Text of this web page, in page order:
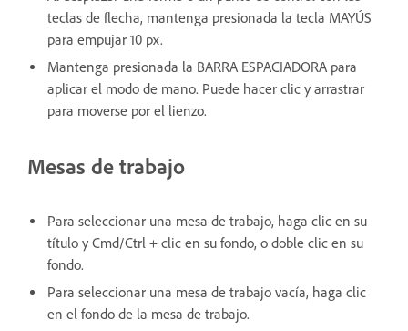
teclas de flecha, mantenga presionada la tecla MAYÚS
para empujar 10 px.
Mantenga presionada la BARRA ESPACIADORA para
aplicar el modo de mano. Puede hacer clic y arrastrar
para moverse por el lienzo.
Mesas de trabajo
Para seleccionar una mesa de trabajo, haga clic en su
título y Cmd/Ctrl + clic en su fondo, o doble clic en su
fondo.
Para seleccionar una mesa de trabajo vacía, haga clic
en el fondo de la mesa de trabajo.